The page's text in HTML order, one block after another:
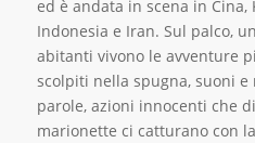
ed è andata in scena in Cina,
Indonesia e Iran. Sul palco,
abitanti vivono le avventure
scolpiti nella spugna, suoni
parole, azioni innocenti che
marionette ci catturano con